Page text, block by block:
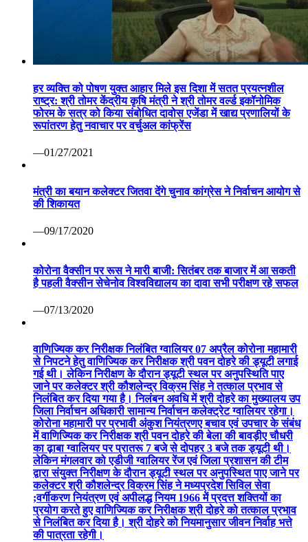
हर व्यक्ति को पोषण युक्त आहार मिले इस दिशा में सतत प्रयत्नशील
राष्ट्र: श्री तोमर केंद्रीय कृषि मंत्री ने श्री तोमर वर्ल्ड इकॉनोमिक
फोरम के सत्र को किया संबोधित दावोस एजेंडा में खाद्य प्रणालियों के
रूपांतरण हेतु नवाचार पर वर्चुअल कांफ्रेंस
—01/27/2021
मंत्री का बयान कलेक्टर जितवा देंगे चुनाव कांग्रेस ने निर्वाचन आयोग से
की शिकायत
—09/17/2020
कोरोना वैक्सीन पर रूस ने मारी बाजी: सितंबर तक बाजार में आ सकती
है पहली वैक्सीन सेचेनोव विश्वविद्यालय का दावा सभी परीक्षण रहे सफल
—07/13/2020
वाणिज्यिक कर निरीक्षक निलंबित ग्वालियर 07 अप्रैल कोरोना महामारी
से निपटने हेतु वाणिज्यिक कर निरीक्षक श्री पवन दोहरे की ड्यूटी लगाई
गई थी। लेकिन निरीक्षण के दौरान ड्यूटी स्थल पर अनुपस्थिति पाए
जाने पर कलेक्टर श्री कौशलेन्द्र विक्रम सिंह ने तत्काल प्रभाव से
निलंबित कर दिया गया है। निलंबन अवधि में श्री दोहरे का मुख्यालय उप
जिला निर्वाचन अधिकारी सामान्य निर्वाचन कलेक्ट्रेट ग्वालियर रहेगा।
कोरोना महामारी पर प्रभावी अंकुश नियंत्रणए बचाव एवं उपचार के संबंध
में वाणिज्यिक कर निरीक्षक श्री पवन दोहरे की बेला की बावड़ीए चौधरी
का ढ़ाबा ग्वालियर पर प्रातरू 7 बजे से दोपहर 3 बजे तक ड्यूटी थी।
लेकिन मंगलवार को एडीजी ग्वालियर रेंज एवं जिला प्रशासन की टीम
द्वारा संयुक्त निरीक्षण के दौरान ड्यूटी स्थल पर अनुपस्थित पाए जाने पर
कलेक्टर श्री कौशलेन्द्र विक्रम सिंह ने मध्यप्रदेश सिविल सेवा
;वर्गीकरण नियंत्रण एवं अपीलद्ध नियम 1966 में प्रदत्त शक्तियों का
प्रयोग करते हुए वाणिज्यिक कर निरीक्षक श्री दोहरे को तत्काल प्रभाव
से निलंबित कर दिया है। श्री दोहरे को नियमानुसार जीवन निर्वाह भत्ते
की पात्रता रहेगी।